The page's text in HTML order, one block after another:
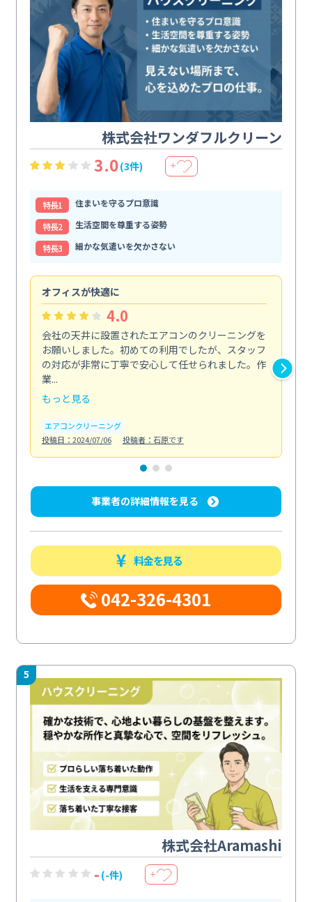
株式会社ワンダフルクリーン
3.0(3件) ＋
特⻑1
住まいを守るプロ意識
特⻑2
生活空間を尊重する姿勢
特⻑3
細かな気遣いを欠かさない
オフィスが快適に
4.0
会社の天井に設置されたエアコンのクリーニングを
お願いしました。初めての利用でしたが、スタッフ
の対応が非常に丁寧で安心して任せられました。作
業...
もっと見る
エアコンクリーニング
投稿日：2024/07/06
投稿者：石原です
事業者の詳細情報を見る
料金を見る
042-326-4301
5
株式会社Aramashi
- (-件) ＋